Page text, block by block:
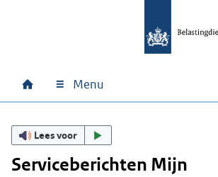
Hoofdnavigatie
Home Menu
Lees voor
Serviceberichten Mijn